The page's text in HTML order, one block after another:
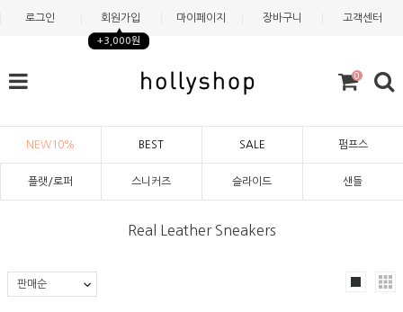
로그인 회원가입
+3,000원
마이페이지 장바구니 고객센터
0
NEW10% BEST SALE 펌프스
플랫/로퍼 스니커즈 슬라이드 샌들
Real Leather Sneakers